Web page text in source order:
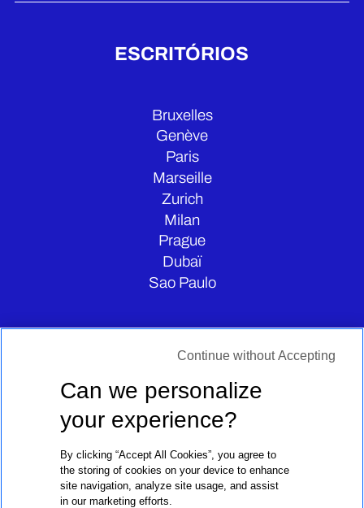
ESCRITÓRIOS
Bruxelles
Genève
Paris
Marseille
Zurich
Milan
Prague
Dubaï
Sao Paulo
CONTATE-NOS
Can we personalize
your experience?
By clicking “Accept All Cookies”, you agree to
the storing of cookies on your device to enhance
site navigation, analyze site usage, and assist
in our marketing efforts.
Continue without Accepting